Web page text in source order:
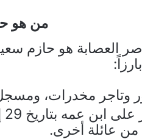
من هو
العصابة هو حازم
وتاجر مخدرات،
من عائلة أخرى.